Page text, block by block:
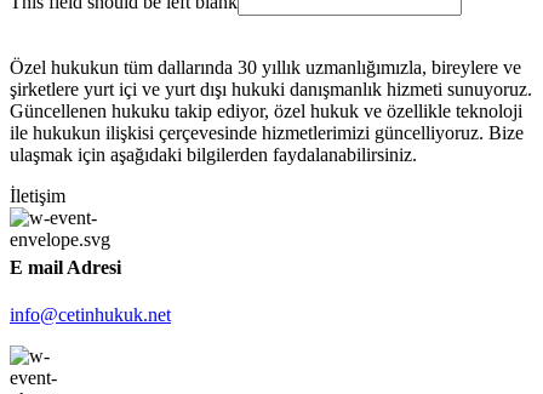
Özel hukukun tüm dallarında 30 yıllık uzmanlığımızla, bireylere ve
şirketlere yurt içi ve yurt dışı hukuki danışmanlık hizmeti sunuyoruz.
Güncellenen hukuku takip ediyor, özel hukuk ve özellikle teknoloji
ile hukukun ilişkisi çerçevesinde hizmetlerimizi güncelliyoruz. Bize
ulaşmak için aşağıdaki bilgilerden faydalanabilirsiniz.
İletişim
E mail Adresi
info@cetinhukuk.net